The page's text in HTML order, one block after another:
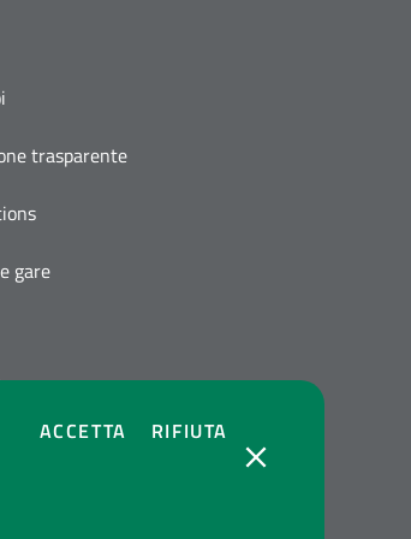
ACCETTA COOKIES
RIFIUTA
trasparente
gare